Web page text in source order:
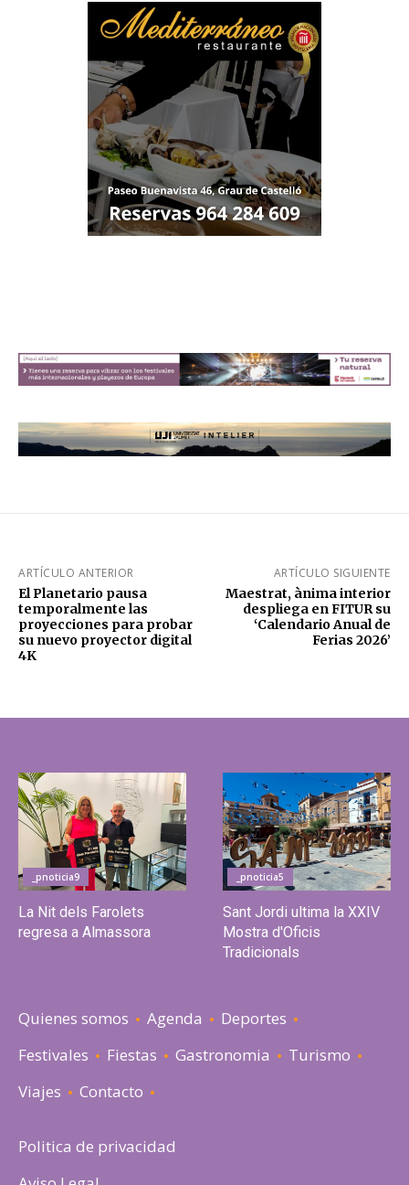
ARTÍCULO ANTERIOR
El Planetario pausa
temporalmente las
proyecciones para probar
su nuevo proyector digital
4K
ARTÍCULO SIGUIENTE
Maestrat, ànima interior
despliega en FITUR su
‘Calendario Anual de
Ferias 2026’
_pnoticia9
La Nit dels Farolets
regresa a Almassora
_pnoticia5
Sant Jordi ultima la XXIV
Mostra d'Oficis
Tradicionals
Quienes somos Agenda
Deportes
Festivales
Fiestas Gastronomia
Turismo
Viajes
Contacto
Politica de privacidad